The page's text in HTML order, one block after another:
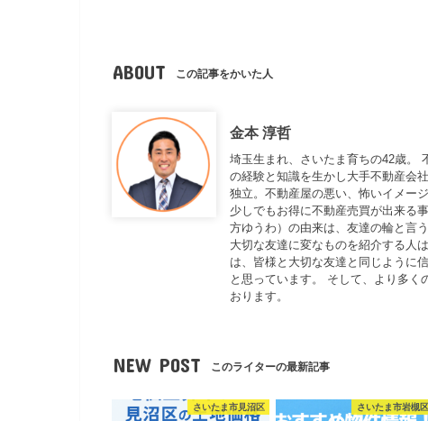
ABOUT この記事をかいた人
金本 淳哲
埼玉生まれ、さいたま育ちの42歳。
の経験と知識を生かし大手不動産会
独立。不動産屋の悪い、怖いイメー
少しでもお得に不動産売買が出来る
方ゆうわ）の由来は、友達の輪と言
大切な友達に変なものを紹介する人
は、皆様と大切な友達と同じように
と思っています。 そして、より多く
おります。
NEW POST このライターの最新記事
さいたま市見沼区 さいたま市岩槻区